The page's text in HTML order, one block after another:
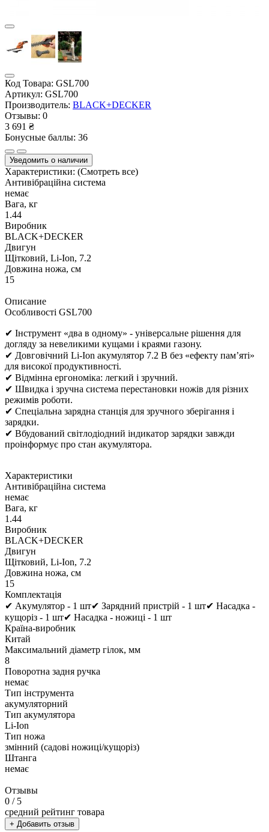
Код Товара: GSL700
Артикул: GSL700
Производитель: BLACK+DECKER
Отзывы: 0
3 691 ₴
Бонусные баллы: 36
Уведомить о наличии
Характеристики: (Смотреть все)
Антивібраційна система
немає
Вага, кг
1.44
Виробник
BLACK+DECKER
Двигун
Щітковий, Li-Ion, 7.2
Довжина ножа, см
15
Описание
Особливості GSL700
✔ Інструмент «два в одному» - універсальне рішення для
догляду за невеликими кущами і краями газону.
✔ Довговічний Li-Ion акумулятор 7.2 В без «ефекту пам’яті»
для високої продуктивності.
✔ Відмінна ергономіка: легкий і зручний.
✔ Швидка і зручна система перестановки ножів для різних
режимів роботи.
✔ Спеціальна зарядна станція для зручного зберігання і
зарядки.
✔ Вбудований світлодіодний індикатор зарядки завжди
проінформує про стан акумулятора.
Характеристики
Антивібраційна система
немає
Вага, кг
1.44
Виробник
BLACK+DECKER
Двигун
Щітковий, Li-Ion, 7.2
Довжина ножа, см
15
Комплектація
✔ Акумулятор - 1 шт✔ Зарядний пристрій - 1 шт✔ Насадка -
кущоріз - 1 шт✔ Насадка - ножиці - 1 шт
Країна-виробник
Китай
Максимальний діаметр гілок, мм
8
Поворотна задня ручка
немає
Тип інструмента
акумуляторний
Тип акумулятора
Li-Ion
Тип ножа
змінний (садові ножиці/кущоріз)
Штанга
немає
Отзывы
0 / 5
средний рейтинг товара
+ Добавить отзыв